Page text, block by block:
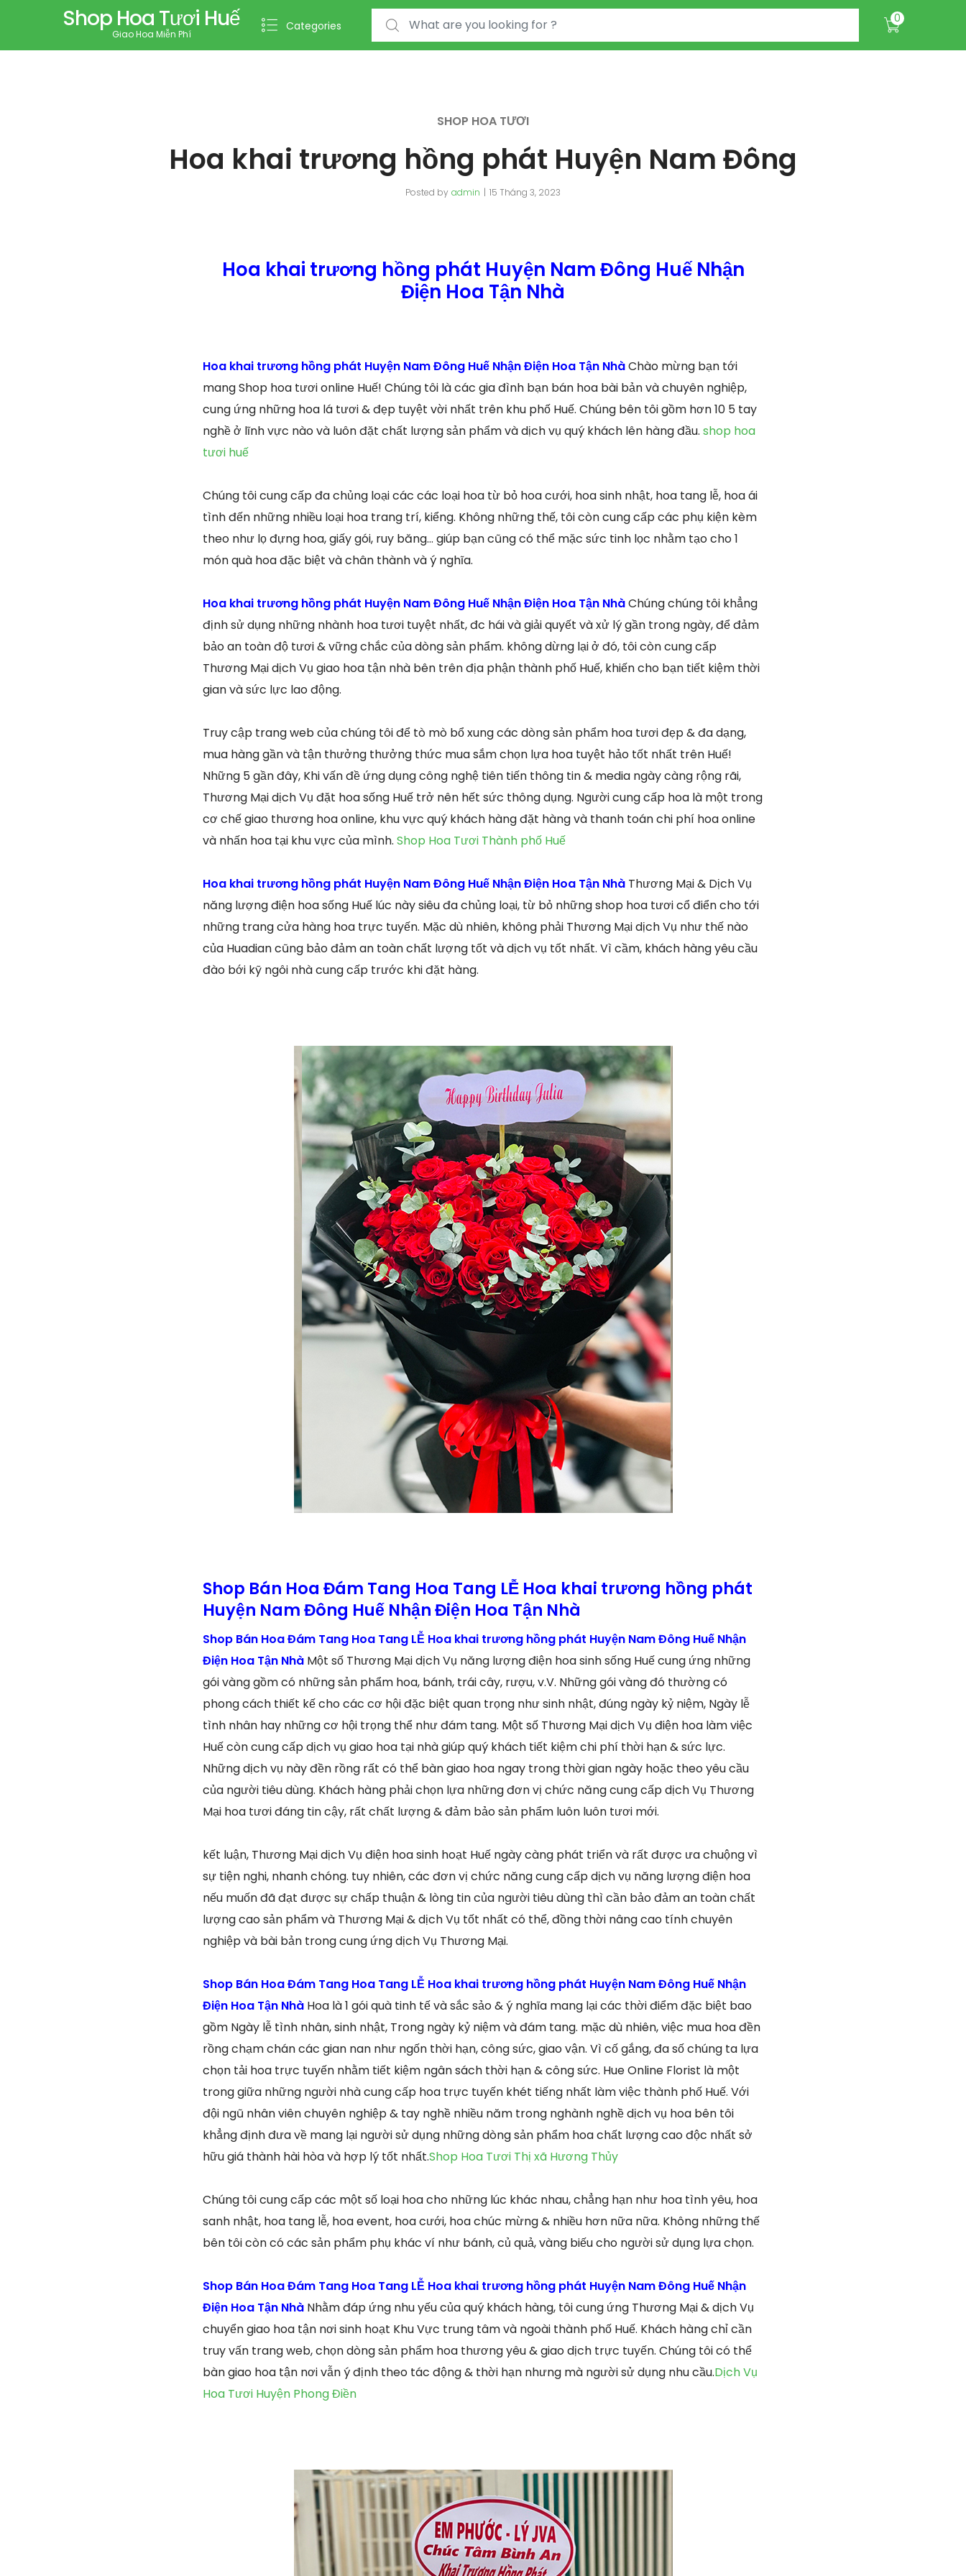
Shop Hoa Tươi Huế
Giao Hoa Miễn Phí
Categories
Search for: 0
SHOP HOA TƯƠI
Hoa khai trương hồng phát Huyện Nam Đông
Posted by admin 15 Tháng 3, 2023
Hoa khai trương hồng phát Huyện Nam Đông Huế Nhận
Điện Hoa Tận Nhà
Hoa khai trương hồng phát Huyện Nam Đông Huế Nhận Điện Hoa Tận NhàChào mừng bạn tới
mang Shop hoa tươi online Huế! Chúng tôi là các gia đình bạn bán hoa bài bản và chuyên nghiệp,
cung ứng những hoa lá tươi & đẹp tuyệt vời nhất trên khu phố Huế. Chúng bên tôi gồm hơn 10 5 tay
nghề ở lĩnh vực nào và luôn đặt chất lượng sản phẩm và dịch vụ quý khách lên hàng đầu. shop hoa
tươi huế
Chúng tôi cung cấp đa chủng loại các các loại hoa từ bỏ hoa cưới, hoa sinh nhật, hoa tang lễ, hoa ái
tình đến những nhiều loại hoa trang trí, kiểng. Không những thế, tôi còn cung cấp các phụ kiện kèm
theo như lọ đựng hoa, giấy gói, ruy băng… giúp bạn cũng có thể mặc sức tinh lọc nhằm tạo cho 1
món quà hoa đặc biệt và chân thành và ý nghĩa.
Hoa khai trương hồng phát Huyện Nam Đông Huế Nhận Điện Hoa Tận NhàChúng chúng tôi khẳng
định sử dụng những nhành hoa tươi tuyệt nhất, đc hái và giải quyết và xử lý gần trong ngày, để đảm
bảo an toàn độ tươi & vững chắc của dòng sản phẩm. không dừng lại ở đó, tôi còn cung cấp
Thương Mại dịch Vụ giao hoa tận nhà bên trên địa phận thành phố Huế, khiến cho bạn tiết kiệm thời
gian và sức lực lao động.
Truy cập trang web của chúng tôi để tò mò bổ xung các dòng sản phẩm hoa tươi đẹp & đa dạng,
mua hàng gần và tận thưởng thưởng thức mua sắm chọn lựa hoa tuyệt hảo tốt nhất trên Huế!
Những 5 gần đây, Khi vấn đề ứng dụng công nghệ tiên tiến thông tin & media ngày càng rộng rãi,
Thương Mại dịch Vụ đặt hoa sống Huế trở nên hết sức thông dụng. Người cung cấp hoa là một trong
cơ chế giao thương hoa online, khu vực quý khách hàng đặt hàng và thanh toán chi phí hoa online
và nhấn hoa tại khu vực của mình. Shop Hoa Tươi Thành phố Huế
Hoa khai trương hồng phát Huyện Nam Đông Huế Nhận Điện Hoa Tận Nhà Thương Mại & Dịch Vụ
năng lượng điện hoa sống Huế lúc này siêu đa chủng loại, từ bỏ những shop hoa tươi cổ điển cho tới
những trang cửa hàng hoa trực tuyến. Mặc dù nhiên, không phải Thương Mại dịch Vụ như thế nào
của Huadian cũng bảo đảm an toàn chất lượng tốt và dịch vụ tốt nhất. Vì cầm, khách hàng yêu cầu
đào bới kỹ ngôi nhà cung cấp trước khi đặt hàng.
Shop Bán Hoa Đám Tang Hoa Tang LỄ Hoa khai trương hồng phát
Huyện Nam Đông Huế Nhận Điện Hoa Tận Nhà
Shop Bán Hoa Đám Tang Hoa Tang LỄ Hoa khai trương hồng phát Huyện Nam Đông Huế Nhận
Điện Hoa Tận Nhà Một số Thương Mại dịch Vụ năng lượng điện hoa sinh sống Huế cung ứng những
gói vàng gồm có những sản phẩm hoa, bánh, trái cây, rượu, v.V. Những gói vàng đó thường có
phong cách thiết kế cho các cơ hội đặc biệt quan trọng như sinh nhật, đúng ngày kỷ niệm, Ngày lễ
tình nhân hay những cơ hội trọng thể như đám tang. Một số Thương Mại dịch Vụ điện hoa làm việc
Huế còn cung cấp dịch vụ giao hoa tại nhà giúp quý khách tiết kiệm chi phí thời hạn & sức lực.
Những dịch vụ này đền rồng rất có thể bàn giao hoa ngay trong thời gian ngày hoặc theo yêu cầu
của người tiêu dùng. Khách hàng phải chọn lựa những đơn vị chức năng cung cấp dịch Vụ Thương
Mại hoa tươi đáng tin cậy, rất chất lượng & đảm bảo sản phẩm luôn luôn tươi mới.
kết luận, Thương Mại dịch Vụ điện hoa sinh hoạt Huế ngày càng phát triển và rất được ưa chuộng vì
sự tiện nghi, nhanh chóng. tuy nhiên, các đơn vị chức năng cung cấp dịch vụ năng lượng điện hoa
nếu muốn đã đạt được sự chấp thuận & lòng tin của người tiêu dùng thì cần bảo đảm an toàn chất
lượng cao sản phẩm và Thương Mại & dịch Vụ tốt nhất có thể, đồng thời nâng cao tính chuyên
nghiệp và bài bản trong cung ứng dịch Vụ Thương Mại.
Shop Bán Hoa Đám Tang Hoa Tang LỄ Hoa khai trương hồng phát Huyện Nam Đông Huế Nhận
Điện Hoa Tận Nhà Hoa là 1 gói quà tinh tế và sắc sảo & ý nghĩa mang lại các thời điểm đặc biệt bao
gồm Ngày lễ tình nhân, sinh nhật, Trong ngày kỷ niệm và đám tang. mặc dù nhiên, việc mua hoa đền
rồng chạm chán các gian nan như ngốn thời hạn, công sức, giao vận. Vì cố gắng, đa số chúng ta lựa
chọn tải hoa trực tuyến nhằm tiết kiệm ngân sách thời hạn & công sức. Hue Online Florist là một
trong giữa những người nhà cung cấp hoa trực tuyến khét tiếng nhất làm việc thành phố Huế. Với
đội ngũ nhân viên chuyên nghiệp & tay nghề nhiều năm trong nghành nghề dịch vụ hoa bên tôi
khẳng định đưa về mang lại người sử dụng những dòng sản phẩm hoa chất lượng cao độc nhất sở
hữu giá thành hài hòa và hợp lý tốt nhất.Shop Hoa Tươi Thị xã Hương Thủy
Chúng tôi cung cấp các một số loại hoa cho những lúc khác nhau, chẳng hạn như hoa tình yêu, hoa
sanh nhật, hoa tang lễ, hoa event, hoa cưới, hoa chúc mừng & nhiều hơn nữa nữa. Không những thế
bên tôi còn có các sản phẩm phụ khác ví như bánh, củ quả, vàng biếu cho người sử dụng lựa chọn.
Shop Bán Hoa Đám Tang Hoa Tang LỄ Hoa khai trương hồng phát Huyện Nam Đông Huế Nhận
Điện Hoa Tận Nhà Nhằm đáp ứng nhu yếu của quý khách hàng, tôi cung ứng Thương Mại & dịch Vụ
chuyển giao hoa tận nơi sinh hoạt Khu Vực trung tâm và ngoài thành phố Huế. Khách hàng chỉ cần
truy vấn trang web, chọn dòng sản phẩm hoa thương yêu & giao dịch trực tuyến. Chúng tôi có thể
bàn giao hoa tận nơi vẫn ý định theo tác động & thời hạn nhưng mà người sử dụng nhu cầu.Dịch Vụ
Hoa Tươi Huyện Phong Điền